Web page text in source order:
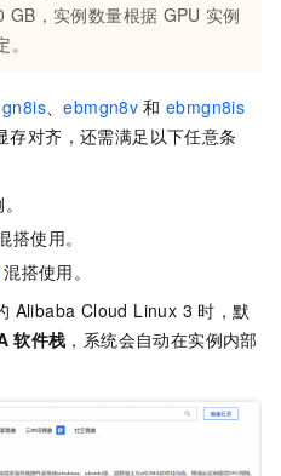
GB，实例数量根据 GPU 实例
gn8is 、ebmgn8v 和 ebmgn8is
存对齐，还需满足以下任意条
搭使用。
混搭使用。
Alibaba Cloud Linux 3 时，默
软件栈 ，系统会自动在实例内部